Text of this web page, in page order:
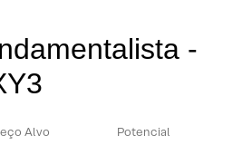
-
Alvo
Potencial